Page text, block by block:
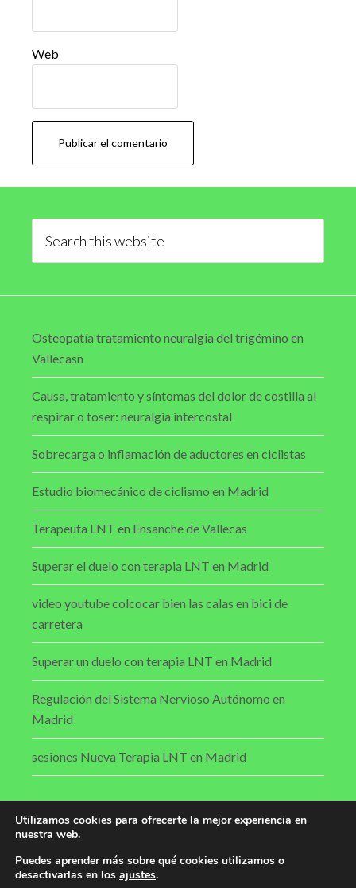
Web
Sidebar
this
Osteopatía tratamiento neuralgia del trigémino en
Vallecasn
Causa, tratamiento y síntomas del dolor de costilla al
respirar o toser: neuralgia intercostal
Sobrecarga o inflamación de aductores en ciclistas
Estudio biomecánico de ciclismo en Madrid
Terapeuta LNT en Ensanche de Vallecas
Superar el duelo con terapia LNT en Madrid
video youtube colcocar bien las calas en bici de
carretera
Superar un duelo con terapia LNT en Madrid
Regulación del Sistema Nervioso Autónomo en
Madrid
sesiones Nueva Terapia LNT en Madrid
cookies
© ECCOFISIO - 2026 | Todos los derechos
Utilizamos cookies para ofrecerte la mejor experiencia en
nuestra web.
Puedes aprender más sobre qué cookies utilizamos o
desactivarlas en los ajustes.